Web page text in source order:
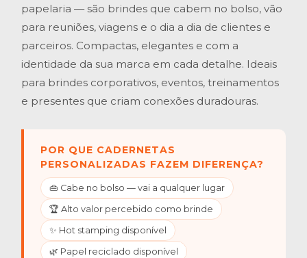
papelaria — são brindes que cabem no bolso, vão
para reuniões, viagens e o dia a dia de clientes e
parceiros. Compactas, elegantes e com a
identidade da sua marca em cada detalhe. Ideais
para brindes corporativos, eventos, treinamentos
e presentes que criam conexões duradouras.
POR QUE CADERNETAS
PERSONALIZADAS FAZEM DIFERENÇA?
👜 Cabe no bolso — vai a qualquer lugar
🏆 Alto valor percebido como brinde
✨ Hot stamping disponível
🌿 Papel reciclado disponível